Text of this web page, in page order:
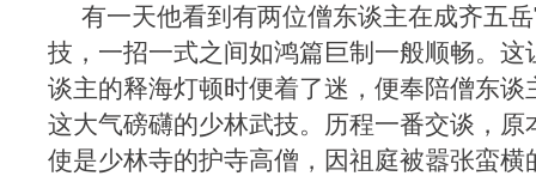
有一天他看到有两位僧东谈主在成齐五
技，一招一式之间如鸿篇巨制一般顺畅。这
谈主的释海灯顿时便着了迷，便奉陪僧东谈
这大气磅礴的少林武技。历程一番交谈，原
使是少林寺的护寺高僧，因祖庭被嚣张蛮横